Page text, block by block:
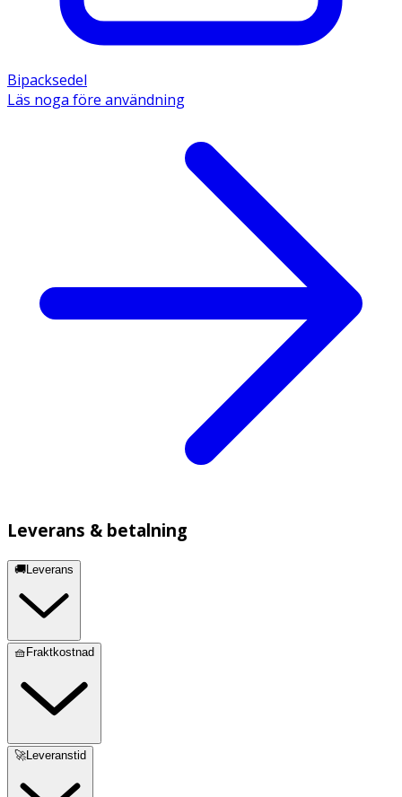
Bipacksedel
Läs noga före användning
Leverans & betalning
🚚Leverans
🧺Fraktkostnad
🚀Leveranstid